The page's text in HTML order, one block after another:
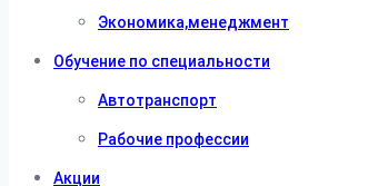
Экономика,менеджмент
Обучение по специальности
Автотранспорт
Рабочие профессии
Акции